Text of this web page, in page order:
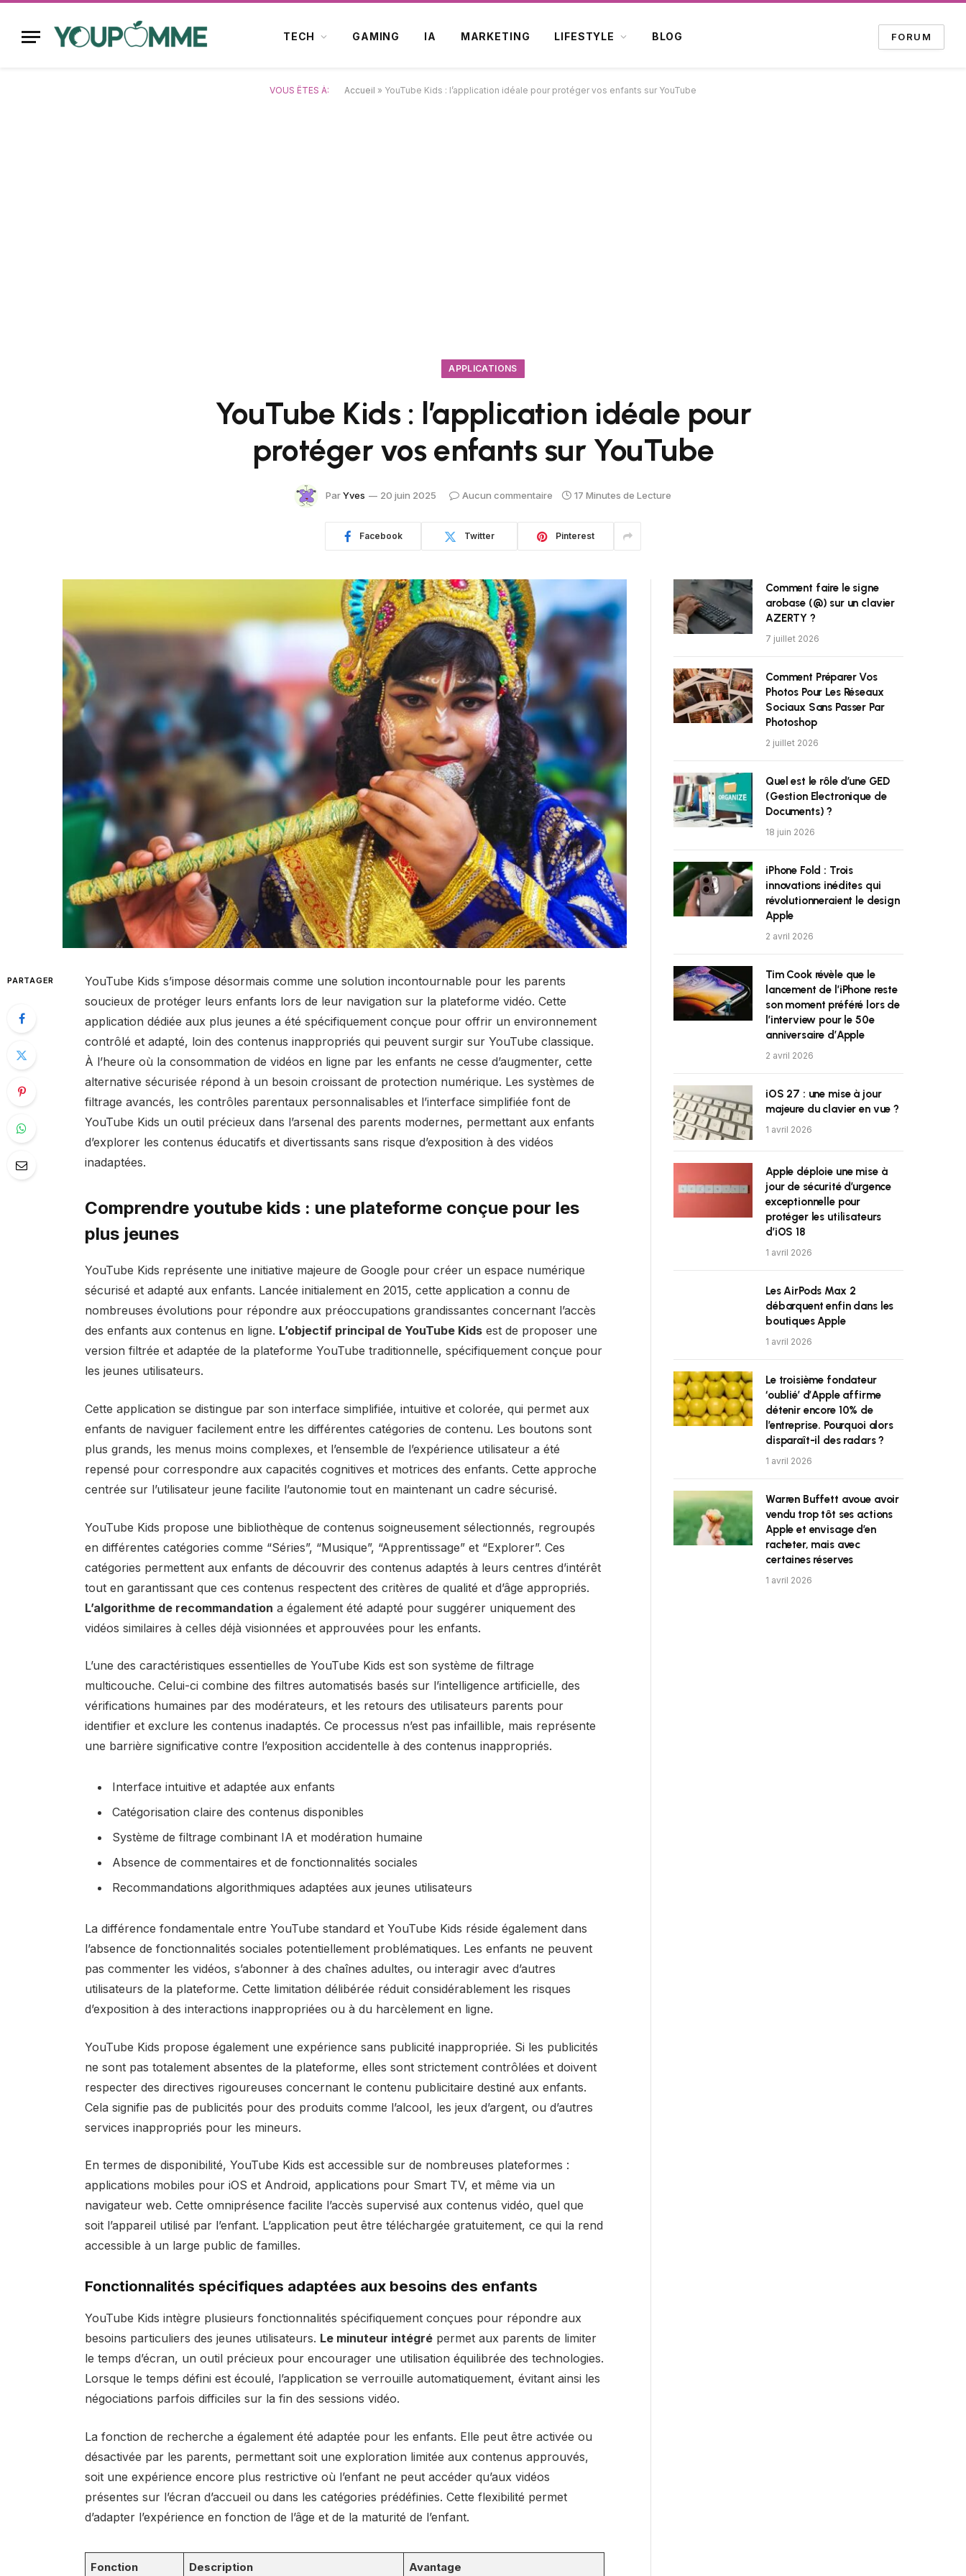
TECH GAMING IA MARKETING LIFESTYLE BLOG FORUM
VOUS ÊTES À: Accueil » YouTube Kids : l’application idéale pour protéger vos enfants sur YouTube
APPLICATIONS
YouTube Kids : l’application idéale pour
protéger vos enfants sur YouTube
ParYves 20 juin 2025 Aucun commentaire 17 Minutes de Lecture
Facebook Twitter Pinterest
PARTAGER
YouTube Kids s’impose désormais comme une solution incontournable pour les parents
soucieux de protéger leurs enfants lors de leur navigation sur la plateforme vidéo. Cette
application dédiée aux plus jeunes a été spécifiquement conçue pour offrir un environnement
contrôlé et adapté, loin des contenus inappropriés qui peuvent surgir sur YouTube classique.
À l’heure où la consommation de vidéos en ligne par les enfants ne cesse d’augmenter, cette
alternative sécurisée répond à un besoin croissant de protection numérique. Les systèmes de
filtrage avancés, les contrôles parentaux personnalisables et l’interface simplifiée font de
YouTube Kids un outil précieux dans l’arsenal des parents modernes, permettant aux enfants
d’explorer les contenus éducatifs et divertissants sans risque d’exposition à des vidéos
inadaptées.
Comprendre youtube kids : une plateforme conçue pour les
plus jeunes
YouTube Kids représente une initiative majeure de Google pour créer un espace numérique
sécurisé et adapté aux enfants. Lancée initialement en 2015, cette application a connu de
nombreuses évolutions pour répondre aux préoccupations grandissantes concernant l’accès
des enfants aux contenus en ligne. L’objectif principal de YouTube Kidsest de proposer une
version filtrée et adaptée de la plateforme YouTube traditionnelle, spécifiquement conçue pour
les jeunes utilisateurs.
Cette application se distingue par son interface simplifiée, intuitive et colorée, qui permet aux
enfants de naviguer facilement entre les différentes catégories de contenu. Les boutons sont
plus grands, les menus moins complexes, et l’ensemble de l’expérience utilisateur a été
repensé pour correspondre aux capacités cognitives et motrices des enfants. Cette approche
centrée sur l’utilisateur jeune facilite l’autonomie tout en maintenant un cadre sécurisé.
YouTube Kids propose une bibliothèque de contenus soigneusement sélectionnés, regroupés
en différentes catégories comme “Séries”, “Musique”, “Apprentissage” et “Explorer”. Ces
catégories permettent aux enfants de découvrir des contenus adaptés à leurs centres d’intérêt
tout en garantissant que ces contenus respectent des critères de qualité et d’âge appropriés.
L’algorithme de recommandation a également été adapté pour suggérer uniquement des
vidéos similaires à celles déjà visionnées et approuvées pour les enfants.
L’une des caractéristiques essentielles de YouTube Kids est son système de filtrage
multicouche. Celui-ci combine des filtres automatisés basés sur l’intelligence artificielle, des
vérifications humaines par des modérateurs, et les retours des utilisateurs parents pour
identifier et exclure les contenus inadaptés. Ce processus n’est pas infaillible, mais représente
une barrière significative contre l’exposition accidentelle à des contenus inappropriés.
Interface intuitive et adaptée aux enfants
Catégorisation claire des contenus disponibles
Système de filtrage combinant IA et modération humaine
Absence de commentaires et de fonctionnalités sociales
Recommandations algorithmiques adaptées aux jeunes utilisateurs
La différence fondamentale entre YouTube standard et YouTube Kids réside également dans
l’absence de fonctionnalités sociales potentiellement problématiques. Les enfants ne peuvent
pas commenter les vidéos, s’abonner à des chaînes adultes, ou interagir avec d’autres
utilisateurs de la plateforme. Cette limitation délibérée réduit considérablement les risques
d’exposition à des interactions inappropriées ou à du harcèlement en ligne.
YouTube Kids propose également une expérience sans publicité inappropriée. Si les publicités
ne sont pas totalement absentes de la plateforme, elles sont strictement contrôlées et doivent
respecter des directives rigoureuses concernant le contenu publicitaire destiné aux enfants.
Cela signifie pas de publicités pour des produits comme l’alcool, les jeux d’argent, ou d’autres
services inappropriés pour les mineurs.
En termes de disponibilité, YouTube Kids est accessible sur de nombreuses plateformes :
applications mobiles pour iOS et Android, applications pour Smart TV, et même via un
navigateur web. Cette omniprésence facilite l’accès supervisé aux contenus vidéo, quel que
soit l’appareil utilisé par l’enfant. L’application peut être téléchargée gratuitement, ce qui la rend
accessible à un large public de familles.
Fonctionnalités spécifiques adaptées aux besoins des enfants
YouTube Kids intègre plusieurs fonctionnalités spécifiquement conçues pour répondre aux
besoins particuliers des jeunes utilisateurs. Le minuteur intégrépermet aux parents de limiter
le temps d’écran, un outil précieux pour encourager une utilisation équilibrée des technologies.
Lorsque le temps défini est écoulé, l’application se verrouille automatiquement, évitant ainsi les
négociations parfois difficiles sur la fin des sessions vidéo.
La fonction de recherche a également été adaptée pour les enfants. Elle peut être activée ou
désactivée par les parents, permettant soit une exploration limitée aux contenus approuvés,
soit une expérience encore plus restrictive où l’enfant ne peut accéder qu’aux vidéos
présentes sur l’écran d’accueil ou dans les catégories prédéfinies. Cette flexibilité permet
d’adapter l’expérience en fonction de l’âge et de la maturité de l’enfant.
Fonction Description Avantage
Comment faire le signe
arobase (@) sur un clavier
AZERTY ?
7 juillet 2026
Comment Préparer Vos
Photos Pour Les Réseaux
Sociaux Sans Passer Par
Photoshop
2 juillet 2026
Quel est le rôle d’une GED
(Gestion Electronique de
Documents) ?
18 juin 2026
iPhone Fold : Trois
innovations inédites qui
révolutionneraient le design
Apple
2 avril 2026
Tim Cook révèle que le
lancement de l’iPhone reste
son moment préféré lors de
l’interview pour le 50e
anniversaire d’Apple
2 avril 2026
iOS 27 : une mise à jour
majeure du clavier en vue ?
1 avril 2026
Apple déploie une mise à
jour de sécurité d’urgence
exceptionnelle pour
protéger les utilisateurs
d’iOS 18
1 avril 2026
Les AirPods Max 2
débarquent enfin dans les
boutiques Apple
1 avril 2026
Le troisième fondateur
‘oublié’ d’Apple affirme
détenir encore 10% de
l’entreprise. Pourquoi alors
disparaît-il des radars ?
1 avril 2026
Warren Buffett avoue avoir
vendu trop tôt ses actions
Apple et envisage d’en
racheter, mais avec
certaines réserves
1 avril 2026